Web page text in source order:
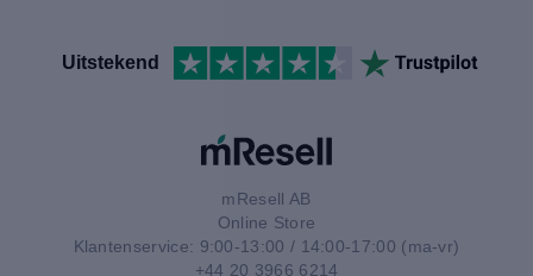
Uitstekend
mResell AB
Online Store
Klantenservice: 9:00-13:00 / 14:00-17:00 (ma-vr)
+44 20 3966 6214